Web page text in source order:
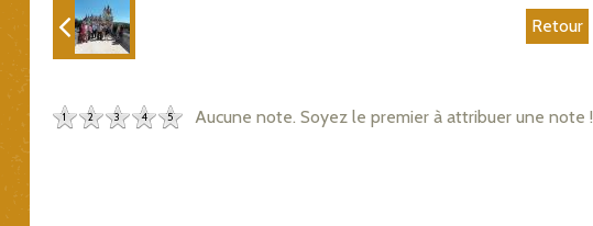
Retour
1 2 3 4 5 Aucune note. Soyez le premier à attribuer une note !